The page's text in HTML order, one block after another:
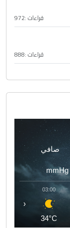
قراءات :972
قراءات :888
صافي
mmHg
03:00
34°C
‹